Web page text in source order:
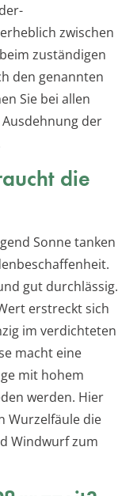
zwischen
zuständigen
den genannten
Sie bei allen
der
die
Sonne tanken
gut durchlässig.
erstreckt sich
im verdichteten
macht eine
mit hohem
werden. Hier
Wurzelfäule die
Windwurf zum